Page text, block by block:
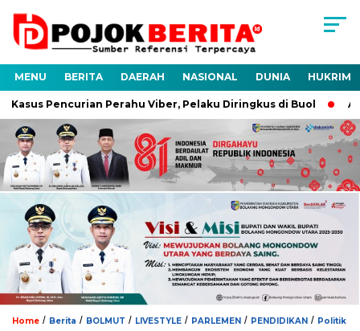
MENU BERITA DAERAH NASIONAL DUNIA HUKRIM
Perahu Viber, Pelaku Diringkus di Buol Antisipasi
Home / Berita / BOLMUT / LIVESTYLE / PARLEMEN / PENDIDIKAN / Politik